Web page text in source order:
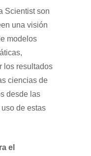
Scientist son
una visión
modelos
los resultados
ciencias de
desde las
de estas
el